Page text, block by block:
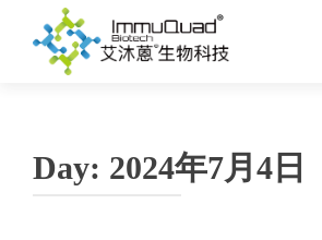
Day: 2024年7月4日